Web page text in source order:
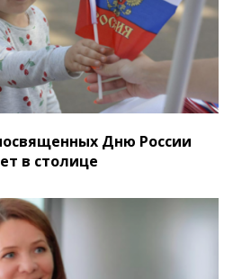
Дню России
в столице